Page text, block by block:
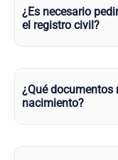
¿Es necesario
el registro civil?
¿Qué
nacimiento?